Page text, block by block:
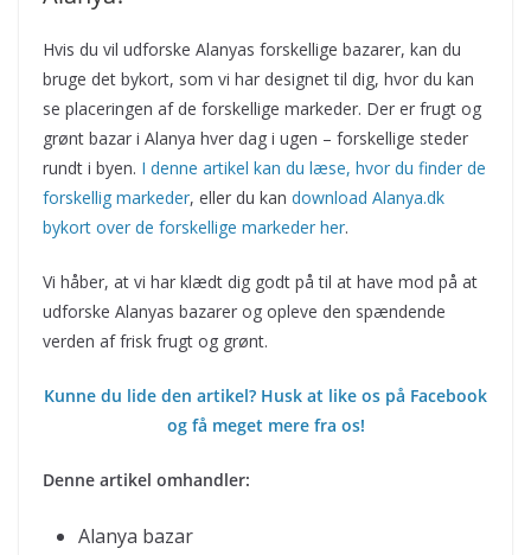
Hvis du vil udforske Alanyas forskellige bazarer, kan du
bruge det bykort, som vi har designet til dig, hvor du kan
se placeringen af de forskellige markeder. Der er frugt og
grønt bazar i Alanya hver dag i ugen – forskellige steder
rundt i byen. I denne artikel kan du læse, hvor du finder de
forskellig markeder, eller du kan download Alanya.dk
bykort over de forskellige markeder her.
Vi håber, at vi har klædt dig godt på til at have mod på at
udforske Alanyas bazarer og opleve den spændende
verden af frisk frugt og grønt.
Kunne du lide den artikel? Husk at like os på Facebook
og få meget mere fra os!
Denne artikel omhandler:
Alanya bazar